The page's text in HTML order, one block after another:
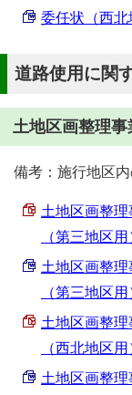
委任状（西北
道路使用に関
土地区画整理
備考：施行地区
土地区画整
（第三地区
土地区画整
（第三地区
土地区画整
（西北地区
土地区画整